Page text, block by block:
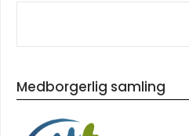
Medborgerlig samling